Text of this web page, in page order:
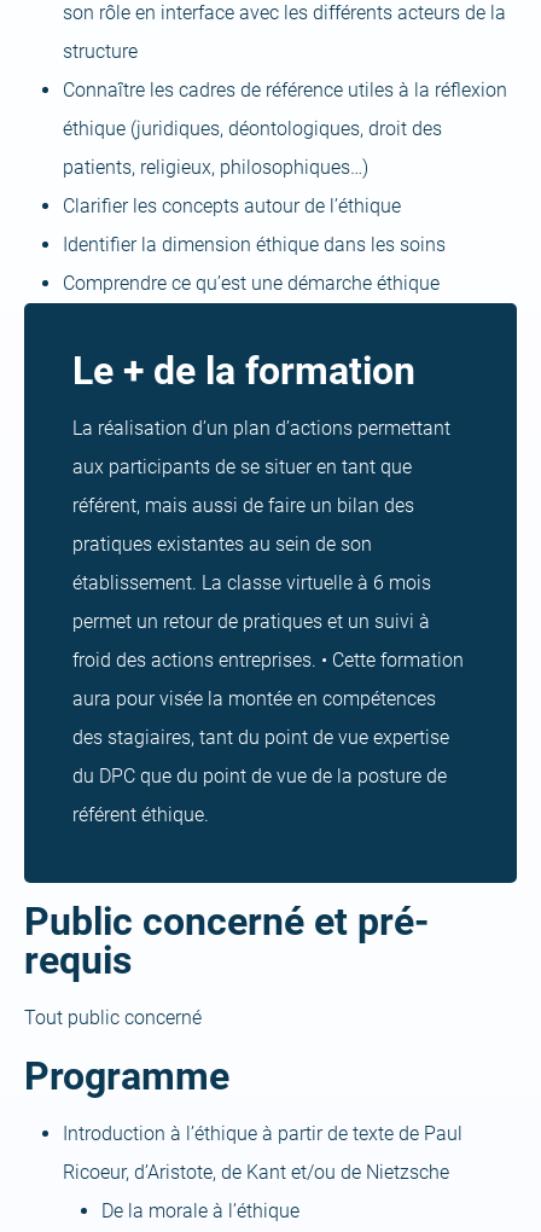
son rôle en interface avec les différents acteurs de la
structure
Connaître les cadres de référence utiles à la réflexion
éthique (juridiques, déontologiques, droit des
patients, religieux, philosophiques…)
Clarifier les concepts autour de l’éthique
Identifier la dimension éthique dans les soins
Comprendre ce qu’est une démarche éthique
Le + de la formation
La réalisation d’un plan d’actions permettant
aux participants de se situer en tant que
référent, mais aussi de faire un bilan des
pratiques existantes au sein de son
établissement. La classe virtuelle à 6 mois
permet un retour de pratiques et un suivi à
froid des actions entreprises. • Cette formation
aura pour visée la montée en compétences
des stagiaires, tant du point de vue expertise
du DPC que du point de vue de la posture de
référent éthique.
Public concerné et pré-
requis
Tout public concerné
Programme
Introduction à l’éthique à partir de texte de Paul
Ricoeur, d’Aristote, de Kant et/ou de Nietzsche
De la morale à l’éthique